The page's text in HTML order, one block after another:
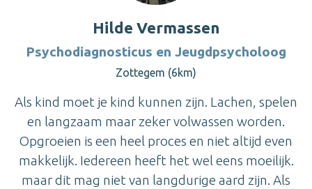
Hilde Vermassen
Psychodiagnosticus en Jeugdpsycholoog
Zottegem (6km)
Als kind moet je kind kunnen zijn. Lachen, spelen
en langzaam maar zeker volwassen worden.
Opgroeien is een heel proces en niet altijd even
makkelijk. Iedereen heeft het wel eens moeilijk.
maar dit mag niet van langdurige aard zijn. Als